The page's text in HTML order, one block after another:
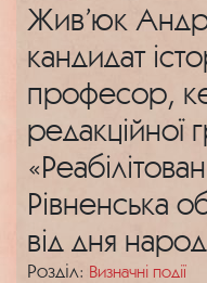
Жив’юк
кандидат
професор,
редакційної
Рівненська
від дня
Розділ: Визначні події